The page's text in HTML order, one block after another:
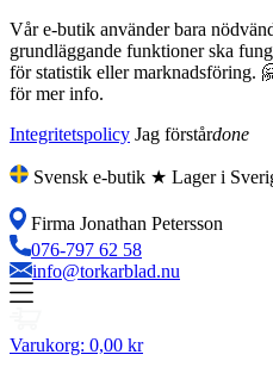
Vår e-butik använder bara
grundläggande funktioner ska
för statistik eller marknadsföring.
för mer info.
Integritetspolicy Jag förstårdone
Svensk e-butik ★ Lager i
Firma Jonathan Petersson
076-797 62 58
info@torkarblad.nu
Varukorg: 0,00 kr